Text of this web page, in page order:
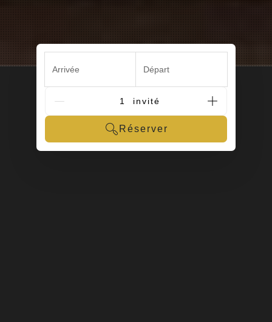
Arrivée Départ
G_People
Réserver